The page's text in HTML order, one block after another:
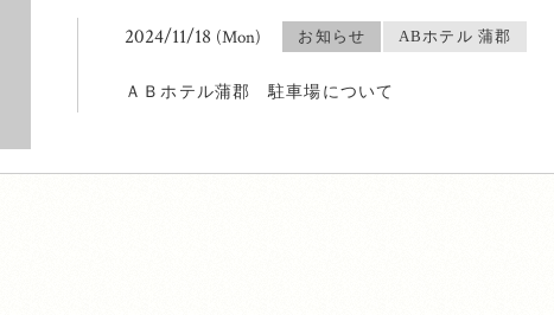
2024/11/18 (Mon) お知らせ ABホテル 蒲郡
ＡＢホテル蒲郡 駐車場について